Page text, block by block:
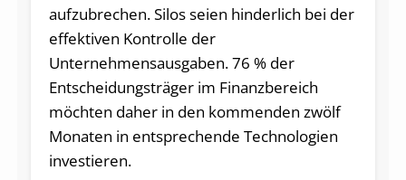
aufzubrechen. Silos seien hinderlich bei der
effektiven Kontrolle der
Unternehmensausgaben. 76 % der
Entscheidungsträger im Finanzbereich
möchten daher in den kommenden zwölf
Monaten in entsprechende Technologien
investieren.